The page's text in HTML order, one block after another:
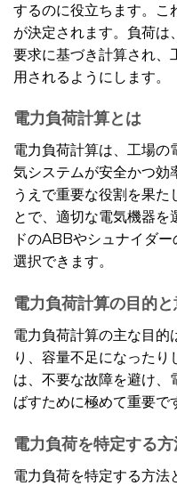
するのに役立ちます。こ
が決定されます。負荷は
要求に基づき計算され、
用されるようにします。
電力負荷計算とは
電力負荷計算は、工場の
気システムが安全かつ効
うえで重要な役割を果た
とで、適切な電気機器を
ドのABBやシュナイダ
選択できます。
電力負荷計算の目的
電力負荷計算の主な目的
り、容量不足になった
は、不要な故障を避け、
ばすために極めて重要で
電力負荷を特定する方
電力負荷を特定する方法